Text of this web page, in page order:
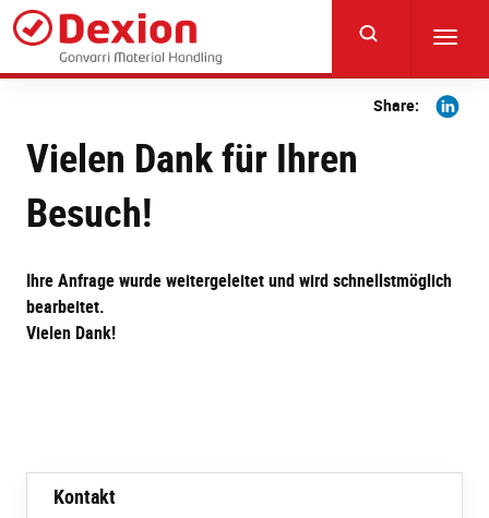
Skip
main
content
Share:
Share
Vielen Dank für Ihren
Besuch!
Ihre Anfrage wurde weitergeleitet und wird schnellstmöglich
bearbeitet.
Vielen Dank!
Kontakt